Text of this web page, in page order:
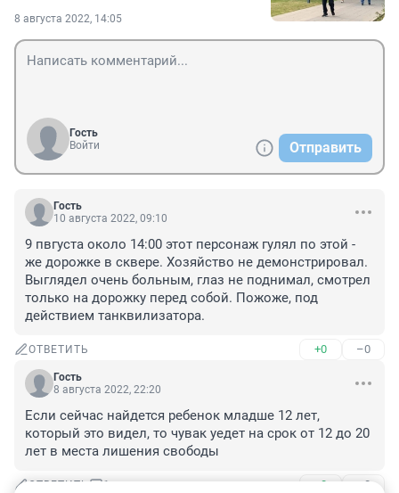
8 августа 2022, 14:05
Гость
Войти
Отправить
Гость
10 августа 2022, 09:10
9 пвгуста около 14:00 этот персонаж гулял по этой -
же дорожке в сквере. Хозяйство не демонстрировал.
Выглядел очень больным, глаз не поднимал, смотрел
только на дорожку перед собой. Пожоже, под
действием танквилизатора.
ОТВЕТИТЬ +0 –0
Гость
8 августа 2022, 22:20
Если сейчас найдется ребенок младше 12 лет,
который это видел, то чувак уедет на срок от 12 до 20
лет в места лишения свободы
ОТВЕТИТЬ 1 +0 –0